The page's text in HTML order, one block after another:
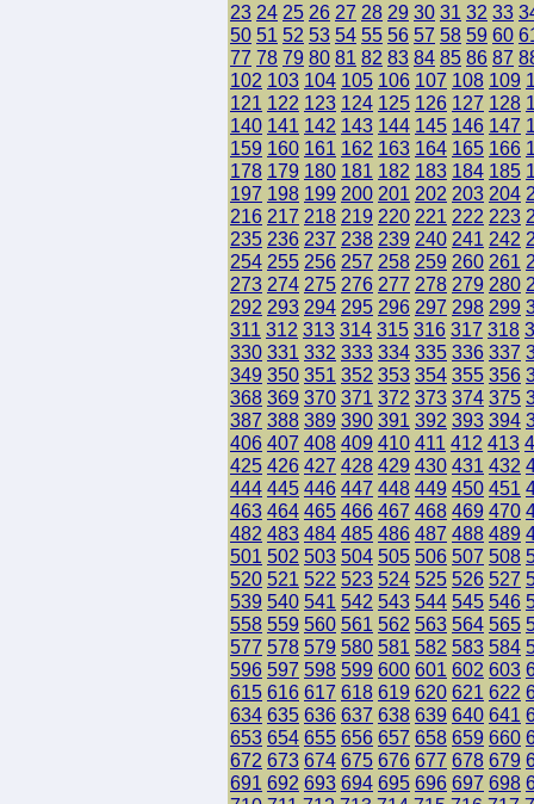
23 24 25 26 27 28 29 30 31 32 33
50 51 52 53 54 55 56 57 58 59 60
77 78 79 80 81 82 83 84 85 86 87
102 103 104 105 106 107 108 109
121 122 123 124 125 126 127 128
140 141 142 143 144 145 146 147
159 160 161 162 163 164 165 166
178 179 180 181 182 183 184 185
197 198 199 200 201 202 203 204
216 217 218 219 220 221 222 223
235 236 237 238 239 240 241 242
254 255 256 257 258 259 260 261
273 274 275 276 277 278 279 280
292 293 294 295 296 297 298 299
311 312 313 314 315 316 317 318
330 331 332 333 334 335 336 337
349 350 351 352 353 354 355 356
368 369 370 371 372 373 374 375
387 388 389 390 391 392 393 394
406 407 408 409 410 411 412 413
425 426 427 428 429 430 431 432
444 445 446 447 448 449 450 451
463 464 465 466 467 468 469 470
482 483 484 485 486 487 488 489
501 502 503 504 505 506 507 508
520 521 522 523 524 525 526 527
539 540 541 542 543 544 545 546
558 559 560 561 562 563 564 565
577 578 579 580 581 582 583 584
596 597 598 599 600 601 602 603
615 616 617 618 619 620 621 622
634 635 636 637 638 639 640 641
653 654 655 656 657 658 659 660
672 673 674 675 676 677 678 679
691 692 693 694 695 696 697 698